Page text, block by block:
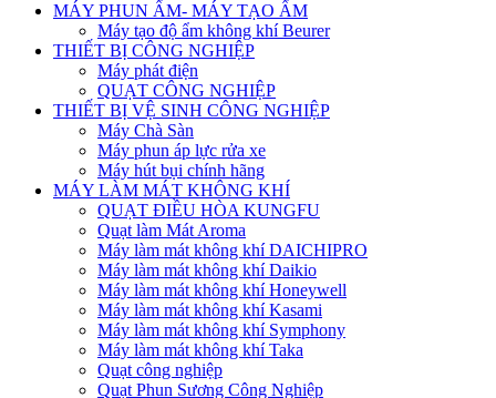
MÁY PHUN ẨM- MÁY TẠO ẨM
Máy tạo độ ẩm không khí Beurer
THIẾT BỊ CÔNG NGHIỆP
Máy phát điện
QUẠT CÔNG NGHIỆP
THIẾT BỊ VỆ SINH CÔNG NGHIỆP
Máy Chà Sàn
Máy phun áp lực rửa xe
Máy hút bụi chính hãng
MÁY LÀM MÁT KHÔNG KHÍ
QUẠT ĐIỀU HÒA KUNGFU
Quạt làm Mát Aroma
Máy làm mát không khí DAICHIPRO
Máy làm mát không khí Daikio
Máy làm mát không khí Honeywell
Máy làm mát không khí Kasami
Máy làm mát không khí Symphony
Máy làm mát không khí Taka
Quạt công nghiệp
Quạt Phun Sương Công Nghiệp